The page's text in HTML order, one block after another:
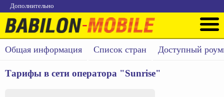
Дополнительно
Общая информация Список стран Доступный
Тарифы в сети оператора "Sunrise"